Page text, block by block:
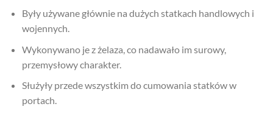
Były używane głównie na dużych statkach handlowych i
wojennych.
Wykonywano je z żelaza, co nadawało im surowy,
przemysłowy charakter.
Służyły przede wszystkim do cumowania statków w
portach.